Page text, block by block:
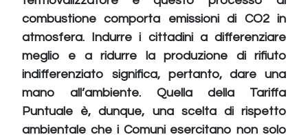
combustione comporta emissioni di CO2 in
atmosfera. Indurre i cittadini a differenziare
meglio e a ridurre la produzione di rifiuto
indifferenziato significa, pertanto, dare una
mano all’ambiente. Quella della Tariffa
Puntuale è, dunque, una scelta di rispetto
ambientale che i Comuni esercitano non solo